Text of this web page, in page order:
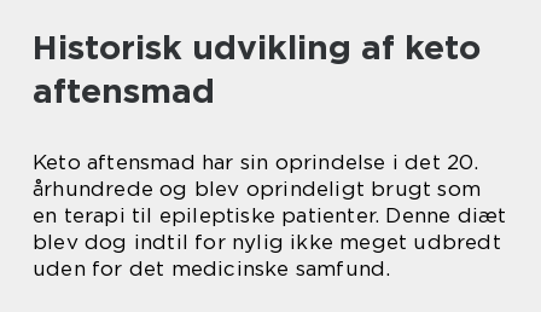
Historisk udvikling af keto
aftensmad
Keto aftensmad har sin oprindelse i det 20.
århundrede og blev oprindeligt brugt som
en terapi til epileptiske patienter. Denne diæt
blev dog indtil for nylig ikke meget udbredt
uden for det medicinske samfund.